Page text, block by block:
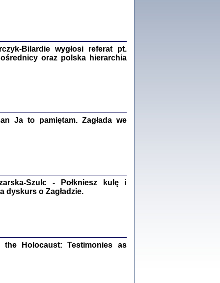
Bilardie wygłosi referat pt.
oraz polska hierarchia
Ja to pamiętam. Zagłada we
Szulc - Połkniesz kulę i
dyskurs o Zagładzie.
the Holocaust: Testimonies as